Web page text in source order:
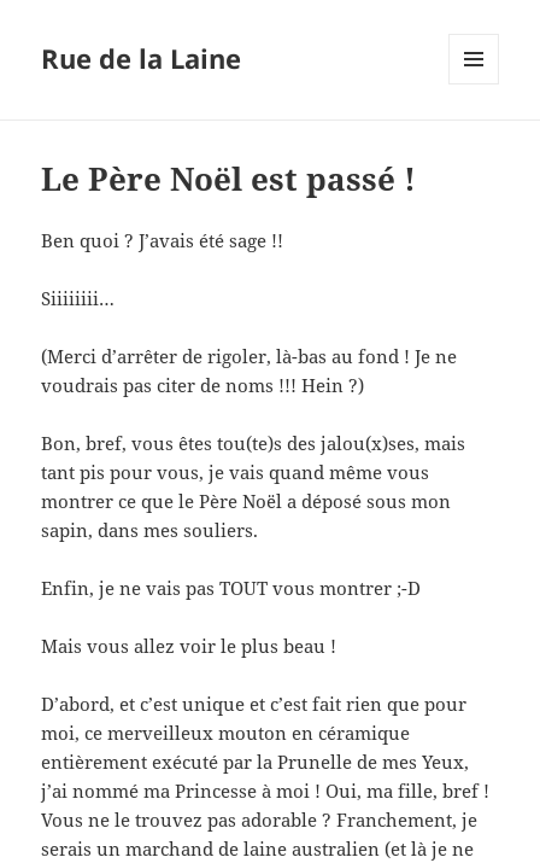
Rue de la Laine
Le Père Noël est passé !
Ben quoi ? J’avais été sage !!
Siiiiiiii…
(Merci d’arrêter de rigoler, là-bas au fond ! Je ne
voudrais pas citer de noms !!! Hein ?)
Bon, bref, vous êtes tou(te)s des jalou(x)ses, mais
tant pis pour vous, je vais quand même vous
montrer ce que le Père Noël a déposé sous mon
sapin, dans mes souliers.
Enfin, je ne vais pas TOUT vous montrer ;-D
Mais vous allez voir le plus beau !
D’abord, et c’est unique et c’est fait rien que pour
moi, ce merveilleux mouton en céramique
entièrement exécuté par la Prunelle de mes Yeux,
j’ai nommé ma Princesse à moi ! Oui, ma fille, bref !
Vous ne le trouvez pas adorable ? Franchement, je
serais un marchand de laine australien (et là je ne